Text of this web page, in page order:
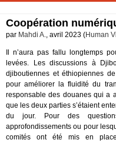
Coopération
par Mahdi A., avril 2023 (Human
Il n’aura pas fallu longtemps
levées. Les discussions à
djiboutiennes et éthiopiennes
pour améliorer la fluidité du
responsable des douanes qui a
que les deux parties s’étaient
du jour. Pour des
approfondissements ou pour
comités ont été mis en